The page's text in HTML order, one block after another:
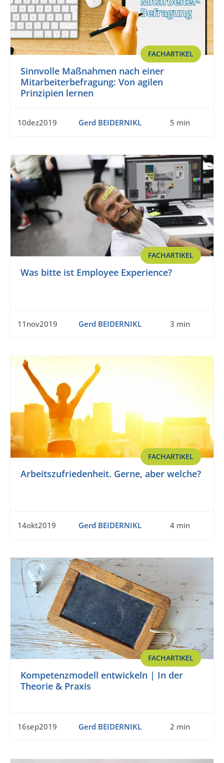
FACHARTIKEL
Sinnvolle Maßnahmen nach einer
Mitarbeiterbefragung: Von agilen
Prinzipien lernen
10dez2019 Gerd BEIDERNIKL 5 min
FACHARTIKEL
Was bitte ist Employee Experience?
11nov2019 Gerd BEIDERNIKL 3 min
FACHARTIKEL
Arbeitszufriedenheit. Gerne, aber welche?
14okt2019 Gerd BEIDERNIKL 4 min
FACHARTIKEL
Kompetenzmodell entwickeln | In der
Theorie & Praxis
16sep2019 Gerd BEIDERNIKL 2 min